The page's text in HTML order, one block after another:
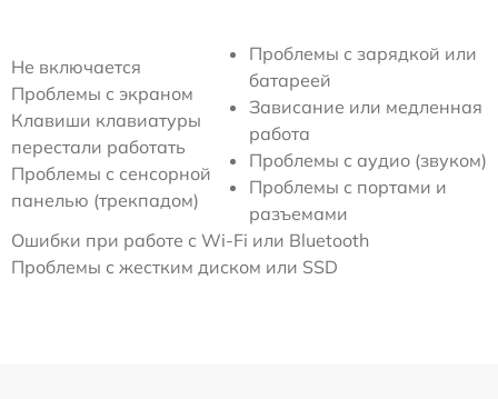
Не включается
Проблемы с экраном
Клавиши клавиатуры
перестали работать
Проблемы с сенсорной
панелью (трекпадом)
Проблемы с зарядкой или
батареей
Зависание или медленная
работа
Проблемы с аудио (звуком)
Проблемы с портами и
разъемами
Ошибки при работе с Wi-Fi или Bluetooth
Проблемы с жестким диском или SSD